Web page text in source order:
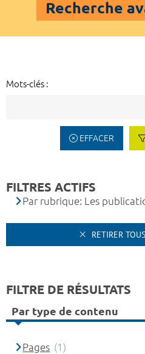
Recherche
Mots-clés :
EFFACER
FILTRES ACTIFS
Par rubrique: Les
RETIRER
FILTRE DE RÉSULTATS
Par type de contenu
Pages (1)